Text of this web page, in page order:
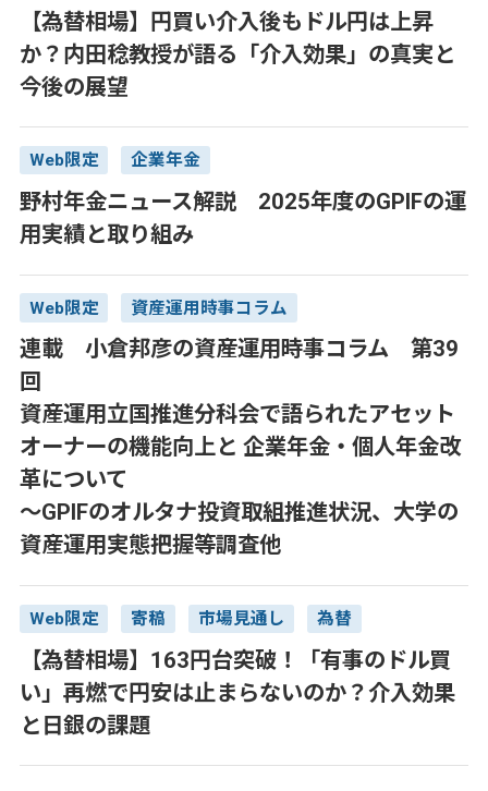
【為替相場】円買い介入後もドル円は上昇
か？内田稔教授が語る「介入効果」の真実と
今後の展望
Web限定 企業年金
野村年金ニュース解説 2025年度のGPIFの運
用実績と取り組み
Web限定 資産運用時事コラム
連載 小倉邦彦の資産運用時事コラム 第39
回
資産運用立国推進分科会で語られたアセット
オーナーの機能向上と 企業年金・個人年金改
革について
～GPIFのオルタナ投資取組推進状況、大学の
資産運用実態把握等調査他
Web限定 寄稿 市場見通し 為替
【為替相場】163円台突破！「有事のドル買
い」再燃で円安は止まらないのか？介入効果
と日銀の課題